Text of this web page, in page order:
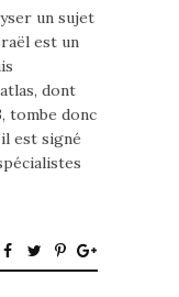
un sujet
est un
dont
tombe donc
est signé